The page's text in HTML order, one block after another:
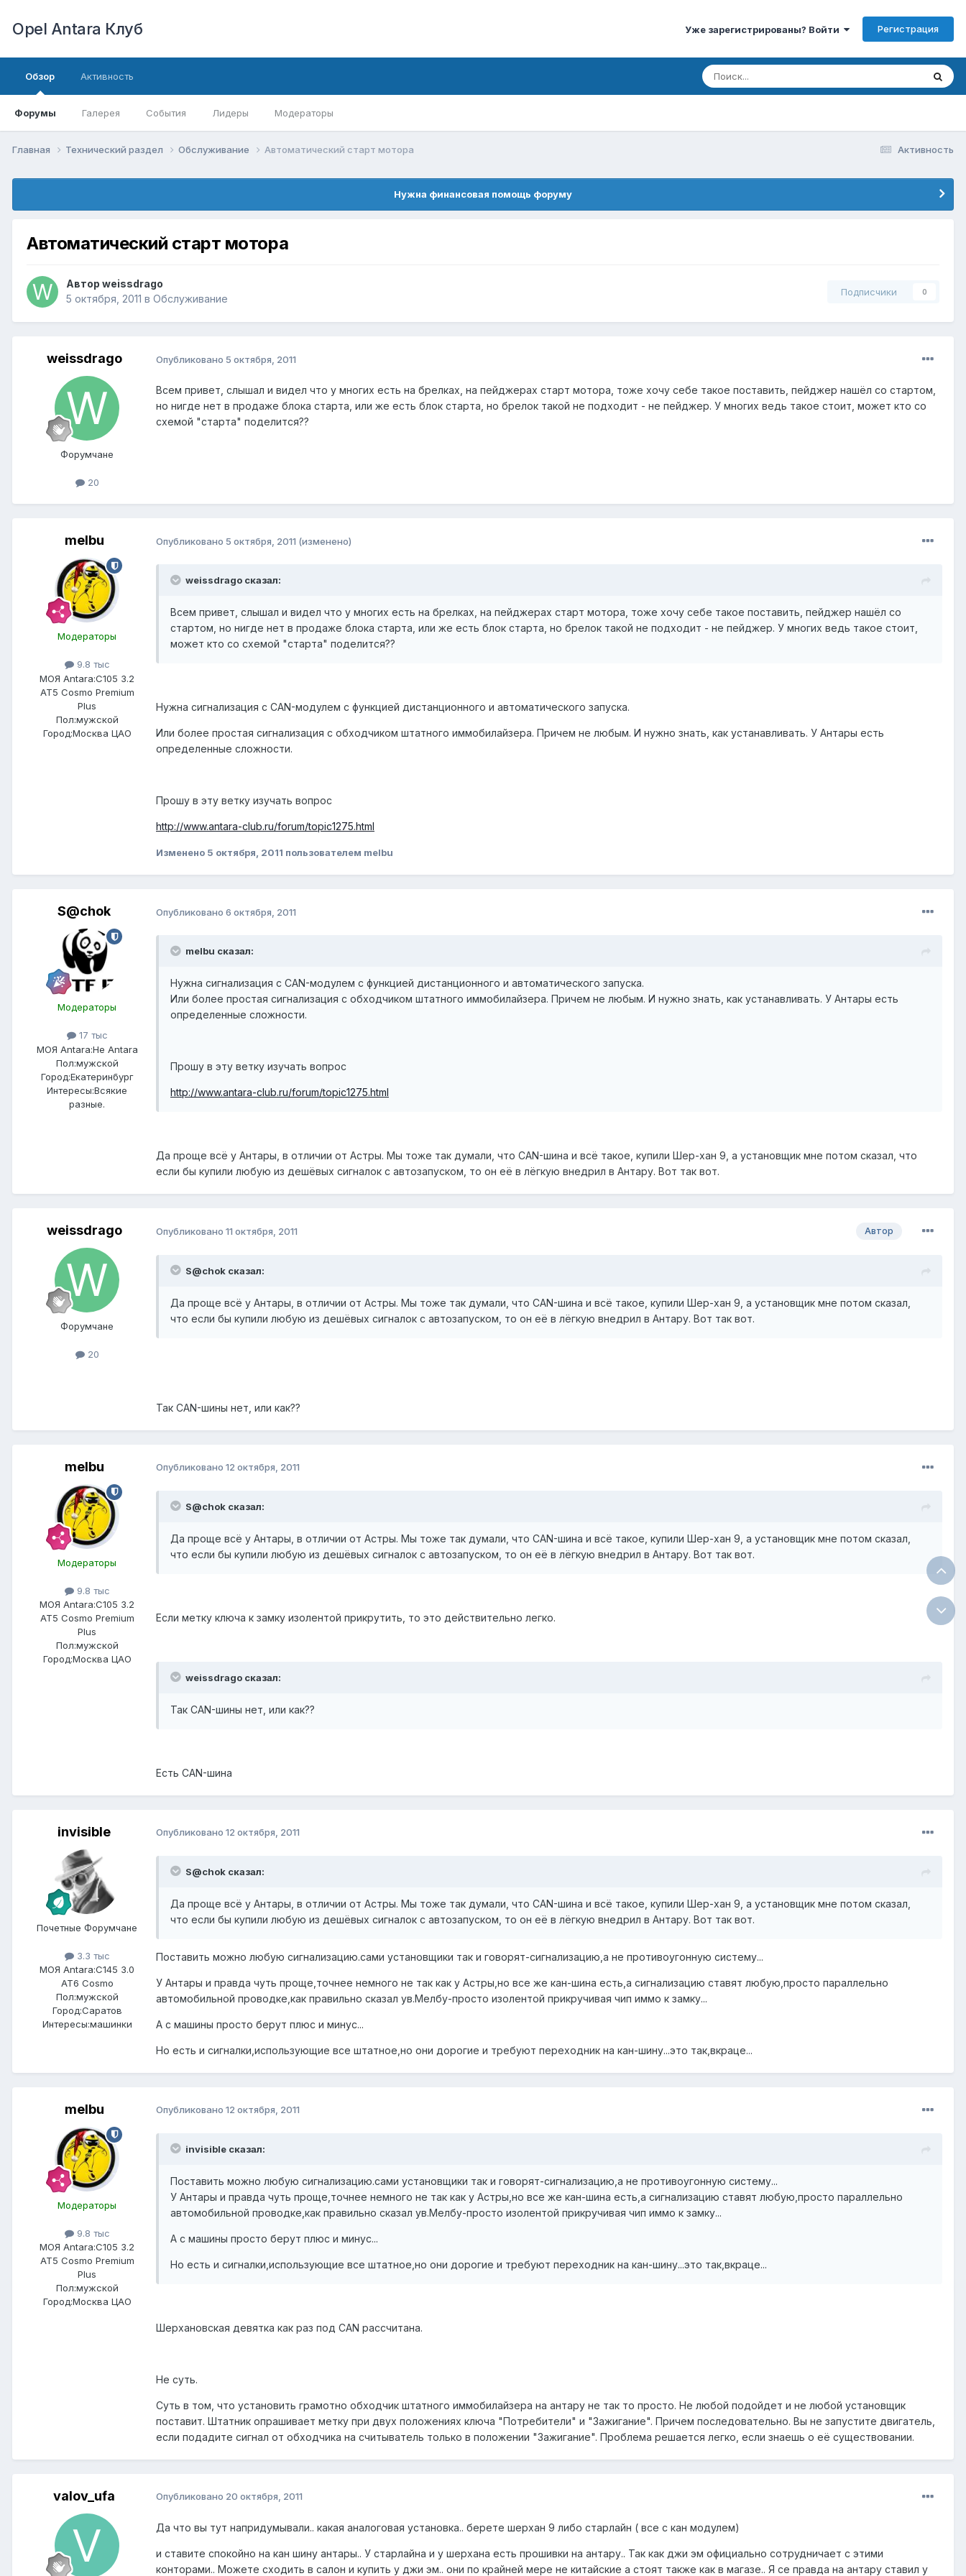
Opel Antara Клуб Уже зарегистрированы? Войти Регистрация
Обзор
Форумы Галерея События Лидеры Модераторы
Активность
Активность
Главная Технический раздел Обслуживание Автоматический старт мотора
Нужна финансовая помощь форуму
Автоматический старт мотора
Автор weissdrago
5 октября, 2011 в Обслуживание
Подписчики 0
weissdrago
Форумчане
20
Опубликовано 5 октября, 2011
Всем привет, слышал и видел что у многих есть на брелках, на пейджерах старт мотора, тоже хочу себе такое поставить, пейджер нашёл со стартом,
но нигде нет в продаже блока старта, или же есть блок старта, но брелок такой не подходит - не пейджер. У многих ведь такое стоит, может кто со
схемой "старта" поделится??
melbu
Модераторы
9.8 тыс
МОЯ Antara:C105 3.2
AT5 Cosmo Premium
Plus
Пол:мужской
Город:Москва ЦАО
Опубликовано 5 октября, 2011 (изменено)
weissdrago сказал:
Всем привет, слышал и видел что у многих есть на брелках, на пейджерах старт мотора, тоже хочу себе такое поставить, пейджер нашёл со
стартом, но нигде нет в продаже блока старта, или же есть блок старта, но брелок такой не подходит - не пейджер. У многих ведь такое стоит,
может кто со схемой "старта" поделится??
Нужна сигнализация с CAN-модулем с функцией дистанционного и автоматического запуска.
Или более простая сигнализация с обходчиком штатного иммобилайзера. Причем не любым. И нужно знать, как устанавливать. У Антары есть
определенные сложности.
Прошу в эту ветку изучать вопрос
http://www.antara-club.ru/forum/topic1275.html
Изменено 5 октября, 2011 пользователем melbu
S@chok
Модераторы
17 тыс
МОЯ Antara:Не Antara
Пол:мужской
Город:Екатеринбург
Интересы:Всякие
разные.
Опубликовано 6 октября, 2011
melbu сказал:
Нужна сигнализация с CAN-модулем с функцией дистанционного и автоматического запуска.
Или более простая сигнализация с обходчиком штатного иммобилайзера. Причем не любым. И нужно знать, как устанавливать. У Антары есть
определенные сложности.
Прошу в эту ветку изучать вопрос
http://www.antara-club.ru/forum/topic1275.html
Да проще всё у Антары, в отличии от Астры. Мы тоже так думали, что CAN-шина и всё такое, купили Шер-хан 9, а установщик мне потом сказал, что
если бы купили любую из дешёвых сигналок с автозапуском, то он её в лёгкую внедрил в Антару. Вот так вот.
weissdrago
Форумчане
20
Автор
Опубликовано 11 октября, 2011
S@chok сказал:
Да проще всё у Антары, в отличии от Астры. Мы тоже так думали, что CAN-шина и всё такое, купили Шер-хан 9, а установщик мне потом сказал,
что если бы купили любую из дешёвых сигналок с автозапуском, то он её в лёгкую внедрил в Антару. Вот так вот.
Так CAN-шины нет, или как??
melbu
Модераторы
9.8 тыс
МОЯ Antara:C105 3.2
AT5 Cosmo Premium
Plus
Пол:мужской
Город:Москва ЦАО
Опубликовано 12 октября, 2011
S@chok сказал:
Да проще всё у Антары, в отличии от Астры. Мы тоже так думали, что CAN-шина и всё такое, купили Шер-хан 9, а установщик мне потом сказал,
что если бы купили любую из дешёвых сигналок с автозапуском, то он её в лёгкую внедрил в Антару. Вот так вот.
Если метку ключа к замку изолентой прикрутить, то это действительно легко.
weissdrago сказал:
Так CAN-шины нет, или как??
Есть CAN-шина
invisible
Почетные Форумчане
3.3 тыс
МОЯ Antara:C145 3.0
AT6 Cosmo
Пол:мужской
Город:Саратов
Интересы:машинки
Опубликовано 12 октября, 2011
S@chok сказал:
Да проще всё у Антары, в отличии от Астры. Мы тоже так думали, что CAN-шина и всё такое, купили Шер-хан 9, а установщик мне потом сказал,
что если бы купили любую из дешёвых сигналок с автозапуском, то он её в лёгкую внедрил в Антару. Вот так вот.
Поставить можно любую сигнализацию.сами установщики так и говорят-сигнализацию,а не противоугонную систему...
У Антары и правда чуть проще,точнее немного не так как у Астры,но все же кан-шина есть,а сигнализацию ставят любую,просто параллельно
автомобильной проводке,как правильно сказал ув.Мелбу-просто изолентой прикручивая чип иммо к замку...
А с машины просто берут плюс и минус...
Но есть и сигналки,использующие все штатное,но они дорогие и требуют переходник на кан-шину...это так,вкраце...
melbu
Модераторы
9.8 тыс
МОЯ Antara:C105 3.2
AT5 Cosmo Premium
Plus
Пол:мужской
Город:Москва ЦАО
Опубликовано 12 октября, 2011
invisible сказал:
Поставить можно любую сигнализацию.сами установщики так и говорят-сигнализацию,а не противоугонную систему...
У Антары и правда чуть проще,точнее немного не так как у Астры,но все же кан-шина есть,а сигнализацию ставят любую,просто параллельно
автомобильной проводке,как правильно сказал ув.Мелбу-просто изолентой прикручивая чип иммо к замку...
А с машины просто берут плюс и минус...
Но есть и сигналки,использующие все штатное,но они дорогие и требуют переходник на кан-шину...это так,вкраце...
Шерхановская девятка как раз под CAN рассчитана.
Не суть.
Суть в том, что установить грамотно обходчик штатного иммобилайзера на антару не так то просто. Не любой подойдет и не любой установщик
поставит. Штатник опрашивает метку при двух положениях ключа "Потребители" и "Зажигание". Причем последовательно. Вы не запустите двигатель,
если подадите сигнал от обходчика на считыватель только в положении "Зажигание". Проблема решается легко, если знаешь о её существовании.
valov_ufa Опубликовано 20 октября, 2011
Да что вы тут напридумывали.. какая аналоговая установка.. берете шерхан 9 либо старлайн ( все с кан модулем)
и ставите спокойно на кан шину антары.. У старлайна и у шерхана есть прошивки на антару.. Так как джи эм официально сотрудничает с этими
конторами.. Можете сходить в салон и купить у джи эм.. они по крайней мере не китайские а стоят также как в магазе.. Я се правда на антару ставил у